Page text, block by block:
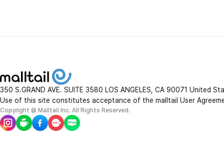
350 S.GRAND AVE. SUITE 3580 LOS ANGELES, CA 90071 United
Use of this site constitutes acceptance of the malltail User
Copyright @ Malltail Inc. All Rights Reserved.